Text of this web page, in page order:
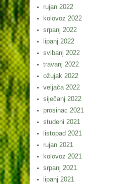
rujan 2022
kolovoz 2022
srpanj 2022
lipanj 2022
svibanj 2022
travanj 2022
ožujak 2022
veljača 2022
siječanj 2022
prosinac 2021
studeni 2021
listopad 2021
rujan 2021
kolovoz 2021
srpanj 2021
lipanj 2021